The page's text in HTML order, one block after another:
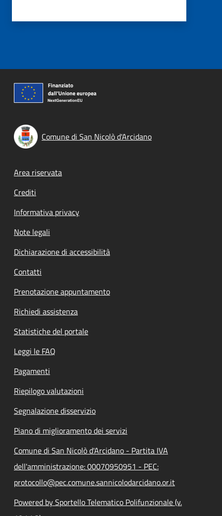
Comune di San Nicolò d'Arcidano
Footer menu
Area riservata
Crediti
Informativa privacy
Note legali
Dichiarazione di accessibilità
Contatti
Prenotazione appuntamento
Richiedi assistenza
Statistiche del portale
Leggi le FAQ
Pagamenti
Riepilogo valutazioni
Segnalazione disservizio
Piano di miglioramento dei servizi
Comune di San Nicolò d'Arcidano - Partita IVA
dell'amministrazione: 00070950951 - PEC:
protocollo@pec.comune.sannicolodarcidano.or.it
Powered by Sportello Telematico Polifunzionale (v.